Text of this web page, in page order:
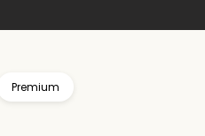
Premium